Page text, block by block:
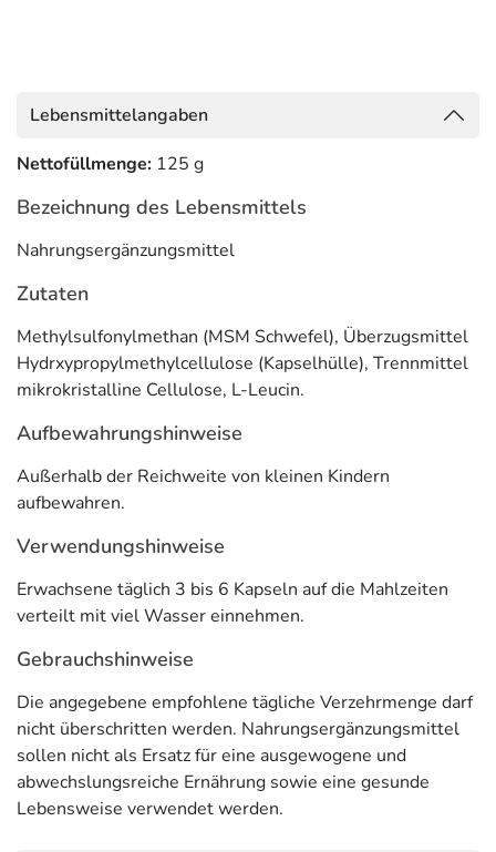
Lebensmittelangaben
Nettofüllmenge: 125 g
Bezeichnung des Lebensmittels
Nahrungsergänzungsmittel
Zutaten
Methylsulfonylmethan (MSM Schwefel), Überzugsmittel
Hydrxypropylmethylcellulose (Kapselhülle), Trennmittel
mikrokristalline Cellulose, L-Leucin.
Aufbewahrungshinweise
Außerhalb der Reichweite von kleinen Kindern
aufbewahren.
Verwendungshinweise
Erwachsene täglich 3 bis 6 Kapseln auf die Mahlzeiten
verteilt mit viel Wasser einnehmen.
Gebrauchshinweise
Die angegebene empfohlene tägliche Verzehrmenge darf
nicht überschritten werden. Nahrungsergänzungsmittel
sollen nicht als Ersatz für eine ausgewogene und
abwechslungsreiche Ernährung sowie eine gesunde
Lebensweise verwendet werden.